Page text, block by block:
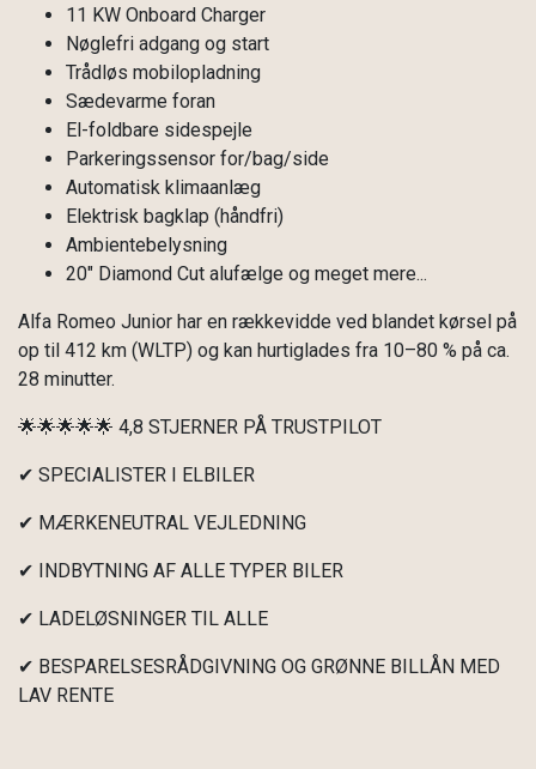
11 KW Onboard Charger
Nøglefri adgang og start
Trådløs mobilopladning
Sædevarme foran
El-foldbare sidespejle
Parkeringssensor for/bag/side
Automatisk klimaanlæg
Elektrisk bagklap (håndfri)
Ambientebelysning
20" Diamond Cut alufælge og meget mere...
Alfa Romeo Junior har en rækkevidde ved blandet kørsel på
op til 412 km (WLTP) og kan hurtiglades fra 10–80 % på ca.
28 minutter.
🌟🌟🌟🌟🌟 4,8 STJERNER PÅ TRUSTPILOT
✔ SPECIALISTER I ELBILER
✔ MÆRKENEUTRAL VEJLEDNING
✔ INDBYTNING AF ALLE TYPER BILER
✔ LADELØSNINGER TIL ALLE
✔ BESPARELSESRÅDGIVNING OG GRØNNE BILLÅN MED
LAV RENTE